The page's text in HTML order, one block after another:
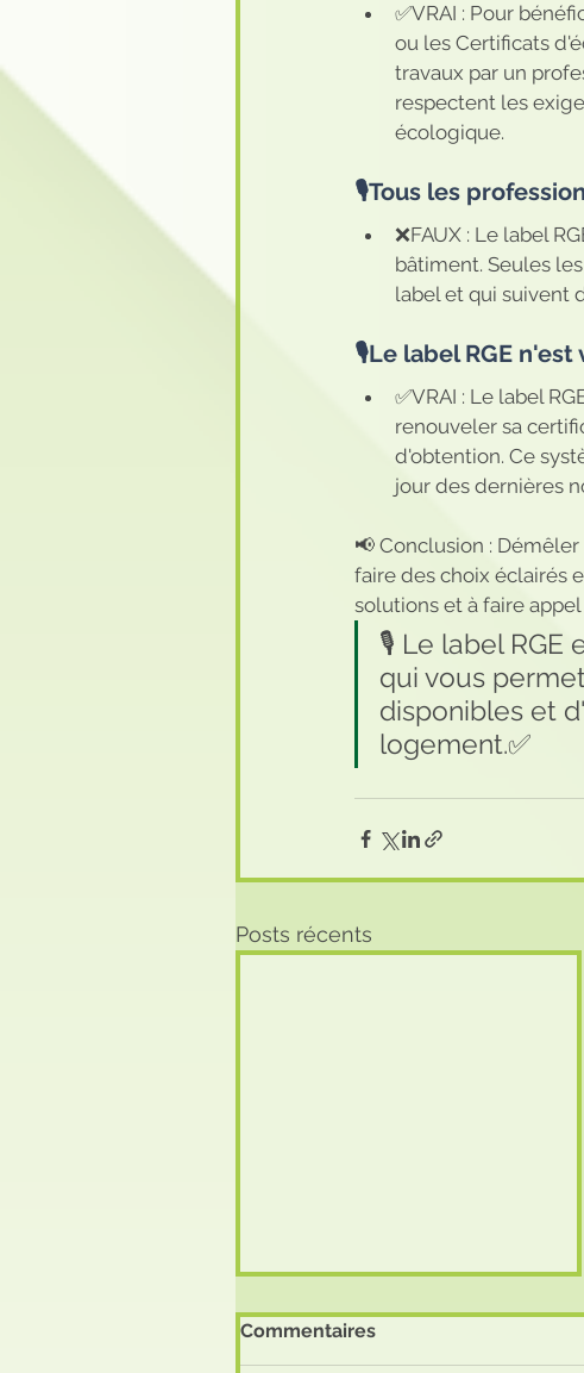
✅VRAI : Pour
ou les Certificats
travaux par un
respectent les
écologique.
🎙️Tous les
❌FAUX : Le label
bâtiment. Seules
label et qui suivent
🎙️Le label RGE
✅VRAI : Le label
renouveler sa
d'obtention. Ce
jour des dernières
📢 Conclusion :
faire des choix éclairés
solutions et à faire
🎙️ Le label
qui vous
disponibles et
logement.✅
Posts récents
Commentaires